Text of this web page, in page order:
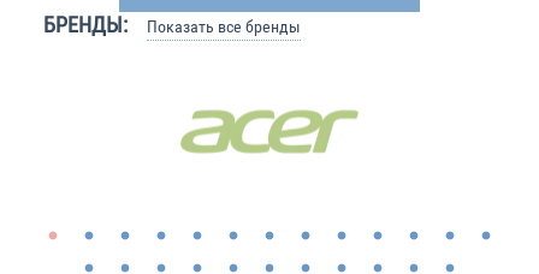
БРЕНДЫ: Показать все бренды